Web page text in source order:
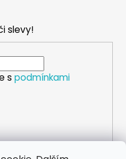
slevy!
s podmínkami